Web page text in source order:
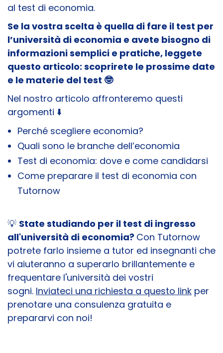
al test di economia.
Se la vostra scelta è quella di fare il test per
l’università di economia e avete bisogno di
informazioni semplici e pratiche, leggete
questo articolo: scoprirete le prossime date
e le materie del test 🤓
Nel nostro articolo affronteremo questi
argomenti ⬇️
Perché scegliere economia?
Quali sono le branche dell’economia
Test di economia: dove e come candidarsi
Come preparare il test di economia con
Tutornow
💡 State studiando per il test di ingresso
all'università di economia? Con Tutornow
potrete farlo insieme a tutor ed insegnanti che
vi aiuteranno a superarlo brillantemente e
frequentare l'università dei vostri
sogni. Inviateci una richiesta a questo link per
prenotare una consulenza gratuita e
prepararvi con noi!